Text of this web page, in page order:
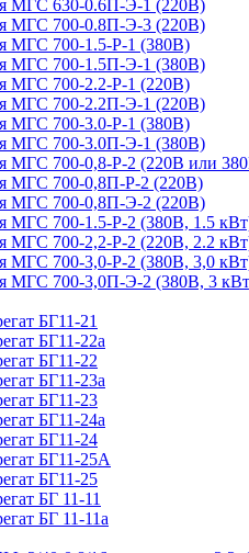
МГС 630-0.6П-Э-1 (220В)
МГС 700-0.8П-Э-3 (220В)
МГС 700-1.5-Р-1 (380В)
МГС 700-1.5П-Э-1 (380В)
МГС 700-2.2-Р-1 (220В)
МГС 700-2.2П-Э-1 (220В)
МГС 700-3.0-Р-1 (380В)
МГС 700-3.0П-Э-1 (380В)
МГС 700-0,8-Р-2 (220В или
МГС 700-0,8П-Р-2 (220В)
МГС 700-0,8П-Э-2 (220В)
МГС 700-1.5-Р-2 (380В, 1.5
МГС 700-2,2-Р-2 (220В, 2.2
МГС 700-3,0-Р-2 (380В, 3,0
МГС 700-3,0П-Э-2 (380В, 3
БГ11-21
БГ11-22а
БГ11-22
БГ11-23а
БГ11-23
БГ11-24а
БГ11-24
БГ11-25А
БГ11-25
БГ 11-11
БГ 11-11а